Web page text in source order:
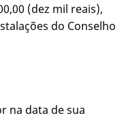
(dez mil reais),
do Conselho
na data de sua